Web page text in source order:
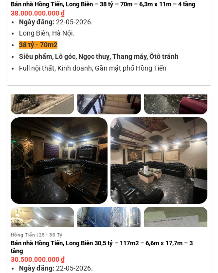
Bán nhà Hồng Tiến, Long Biên – 38 tỷ – 70m – 6,3m x 11m – 4 tầng
38.000.000.000₫
Ngày đăng: 22-05-2026.
Long Biên, Hà Nội.
38 tỷ - 70m2
Siêu phẩm, Lô góc, Ngọc thuỵ, Thang máy, Ôtô tránh
Full nội thất, Kinh doanh, Gần mặt phố Hồng Tiến
Hồng Tiến | 25 - 50 Tỷ
Bán nhà Hồng Tiến, Long Biên 30,5 tỷ – 117m2 – 6,6m x 17,7m – 3
tầng
30.500.000.000₫
Ngày đăng: 22-05-2026.